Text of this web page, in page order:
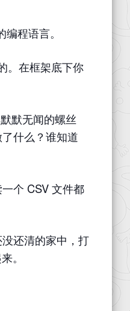
程语言。
。在框架底下你
默无闻的螺丝
什么？谁知道
个 CSV 文件都
还清的家中，打
。